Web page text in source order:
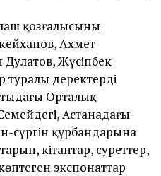
қозғалысының
Ахмет
Жүсіпбек
туралы деректерді
Орталық
Астанадағы
сүргін құрбандарына
кітаптар, суреттер,
экспонаттар